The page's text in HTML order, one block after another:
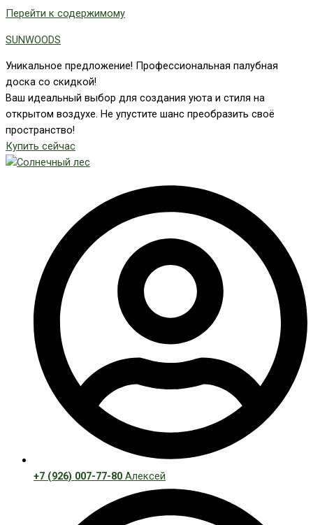
Перейти к содержимому
SUNWOODS
Уникальное предложение! Профессиональная палубная
доска со скидкой!
Ваш идеальный выбор для создания уюта и стиля на
открытом воздухе. Не упустите шанс преобразить своё
пространство!
Купить сейчас
+7 (926) 007-77-80 Алексей